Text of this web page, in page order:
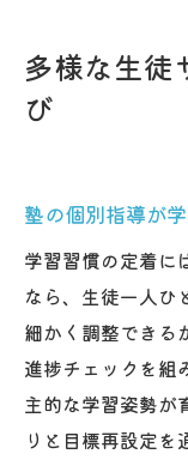
境
塾ならでは
塾の自
組み
天王寺
上
定期面
多様な生徒
び
塾の個別指導が
学習習慣の定着に
なら、生徒一人ひ
細かく調整できる
進捗チェックを組
主的な学習姿勢が
りと目標再設定